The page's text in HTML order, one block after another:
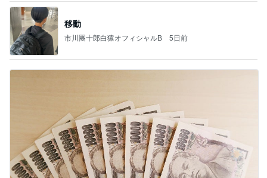
移動
市川團十郎白猿オフィシャルB 5日前